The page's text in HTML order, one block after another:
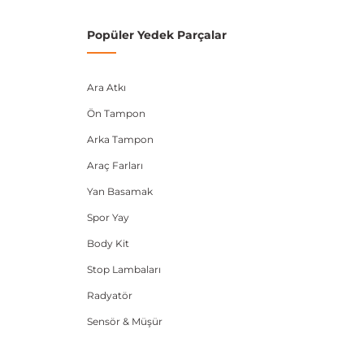
2008-2015
2012-2020
2013-2020
veya şasi numarası ile uyumluluğu kontrol
Popüler Yedek Parçalar
Ara Atkı
Ön Tampon
Arka Tampon
Araç Farları
Yan Basamak
Spor Yay
Body Kit
Stop Lambaları
Radyatör
Sensör & Müşür